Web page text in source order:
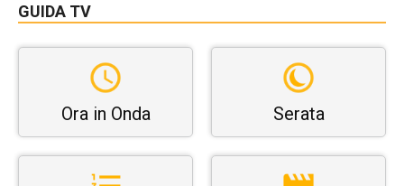
GUIDA TV
Ora in Onda Serata